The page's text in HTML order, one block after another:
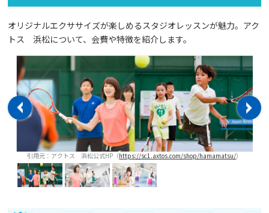
オリジナルエクササイズが楽しめるスタジオレッスンが魅力。アク
トス 浜松について、会費や特徴を紹介します。
引用元：アクトス 浜松公式HP（https://sc1.axtos.com/shop/hamamatsu/）